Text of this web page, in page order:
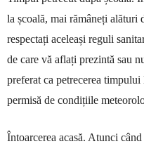
la școală, mai rămâneți alături
respectați aceleași reguli
de care vă aflați prezintă sau
preferat ca petrecerea
permisă de condițiile
Întoarcerea acasă. Atunci